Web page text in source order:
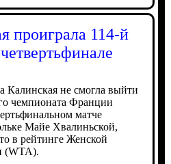
проиграла 114-й
Калинская не смогла выйти
чемпионата Франции
матче
Майе Хвалиньской,
в рейтинге Женской
(WTA).